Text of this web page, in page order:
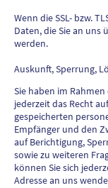
Wenn die SSL- bzw.
Daten, die Sie an
werden.
Auskunft, Sperrung,
Sie haben im
jederzeit das Recht
gespeicherten
Empfänger und den
auf Berichtigung,
sowie zu weiteren
können Sie sich
Adresse an uns